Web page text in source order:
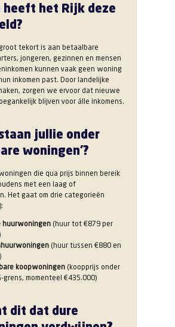
heeft het Rijk deze
tekort is aan betaalbare
jongeren, gezinnen en mensen
kunnen vaak geen woning
inkomen past. Door landelijke
zorgen we ervoor dat nieuwe
blijven voor álle inkomens.
jullie onder
woningen’?
die qua prijs binnen bereik
met een laag of
Het gaat om drie categorieën
huurwoningen (huur tot €879 per
(huur tussen €880 en
koopwoningen (koopprijs onder
grens, momenteel €435.000)
dit dat dure